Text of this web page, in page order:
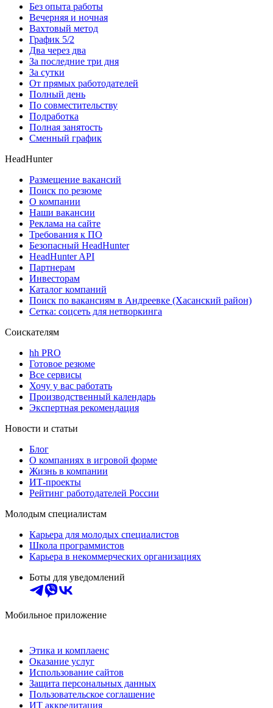
Без опыта работы
Вечерняя и ночная
Вахтовый метод
График 5/2
Два через два
За последние три дня
За сутки
От прямых работодателей
Полный день
По совместительству
Подработка
Полная занятость
Сменный график
HeadHunter
Размещение вакансий
Поиск по резюме
О компании
Наши вакансии
Реклама на сайте
Требования к ПО
Безопасный HeadHunter
HeadHunter API
Партнерам
Инвесторам
Каталог компаний
Поиск по вакансиям в Андреевке (Хасанский район)
Сетка: соцсеть для нетворкинга
Соискателям
hh PRO
Готовое резюме
Все сервисы
Хочу у вас работать
Производственный календарь
Экспертная рекомендация
Новости и статьи
Блог
О компаниях в игровой форме
Жизнь в компании
ИТ-проекты
Рейтинг работодателей России
Молодым специалистам
Карьера для молодых специалистов
Школа программистов
Карьера в некоммерческих организациях
Боты для уведомлений
Мобильное приложение
Этика и комплаенс
Оказание услуг
Использование сайтов
Защита персональных данных
Пользовательское соглашение
ИТ аккредитация